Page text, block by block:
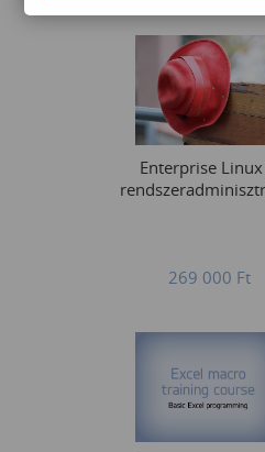
Enterprise
269 000 Ft